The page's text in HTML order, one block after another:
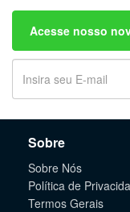
Acesse nosso
Sobre
Sobre Nós
Política de
Termos Gerais